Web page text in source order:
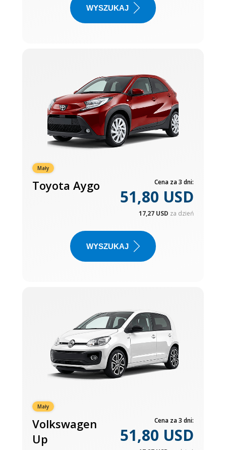
WYSZUKAJ
Mały
Toyota Aygo Cena za 3 dni:
51,80 USD
17,27 USD za dzień
WYSZUKAJ
Mały
Volkswagen
Up
Cena za 3 dni:
51,80 USD